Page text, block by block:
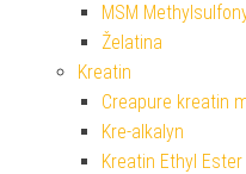
MSM
Želatina
Kreatin
Creapure kreatin
Kre-alkalyn
Kreatin Ethyl Ester